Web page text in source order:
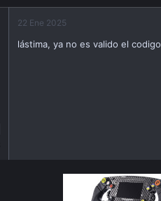
22 Ene 2025
lástima, ya no es valido el